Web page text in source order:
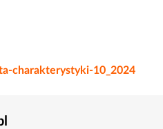
charakterystyki-10_2024